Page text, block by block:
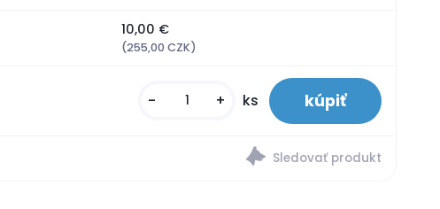
10,00 €
(255,00 CZK)
- + ks